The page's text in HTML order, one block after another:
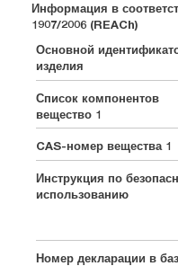
Информация в
1907/2006 (REACh)
Основной
изделия
Список компонентов
вещество 1
CAS-номер вещества 1
Инструкция по
использованию
Номер декларации в